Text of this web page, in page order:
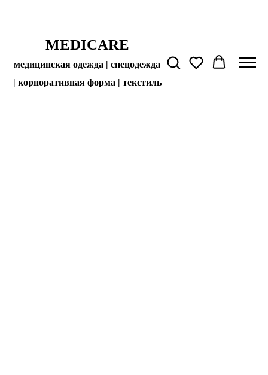
MEDICARE
медицинская одежда | спецодежда
| корпоративная форма | текстиль